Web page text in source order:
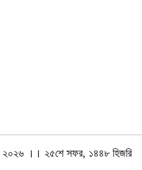
২০২৬ ।। ২৫শে সফর, ১৪৪৮ হিজরি